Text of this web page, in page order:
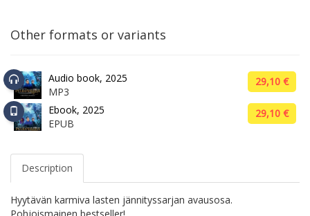
Other formats or variants
Audio book, 2025
MP3
29,10 €
Ebook, 2025
EPUB
29,10 €
Description
Hyytävän karmiva lasten jännityssarjan avausosa.